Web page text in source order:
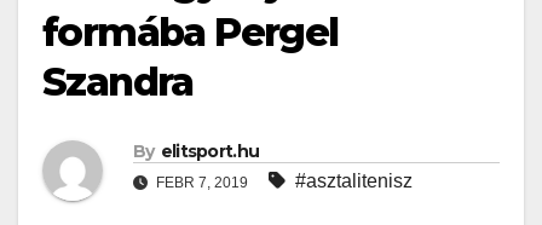
formába Pergel
Szandra
By elitsport.hu
FEBR 7, 2019 #asztalitenisz